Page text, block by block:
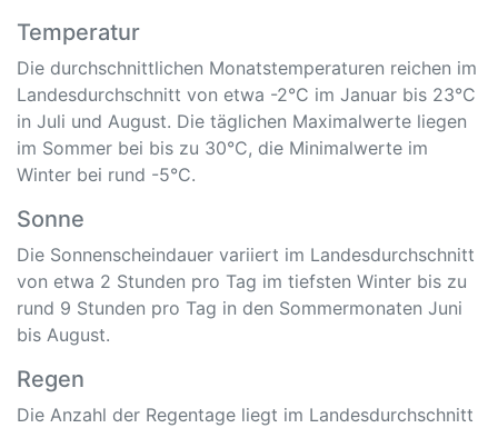
Temperatur
Die durchschnittlichen Monatstemperaturen reichen im
Landesdurchschnitt von etwa -2°C im Januar bis 23°C
in Juli und August. Die täglichen Maximalwerte liegen
im Sommer bei bis zu 30°C, die Minimalwerte im
Winter bei rund -5°C.
Sonne
Die Sonnenscheindauer variiert im Landesdurchschnitt
von etwa 2 Stunden pro Tag im tiefsten Winter bis zu
rund 9 Stunden pro Tag in den Sommermonaten Juni
bis August.
Regen
Die Anzahl der Regentage liegt im Landesdurchschnitt